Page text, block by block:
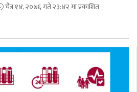
चैत्र १४, २०७६ गते २३:४२ मा प्रकाशित